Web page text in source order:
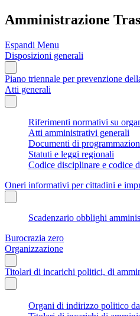
Amministrazione
Espandi Menu
Disposizioni generali
Piano triennale per prevenzione
Atti generali
Riferimenti normativi su
Atti amministrativi generali
Documenti di
Statuti e leggi regionali
Codice disciplinare e codice
Oneri informativi per cittadini e
Scadenzario obblighi
Burocrazia zero
Organizzazione
Titolari di incarichi politici, di
Organi di indirizzo politico